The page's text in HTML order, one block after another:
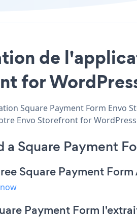
de
for
Square Payment Form Envo
Envo Storefront for
a Square Payment
Square Payment
Payment Form